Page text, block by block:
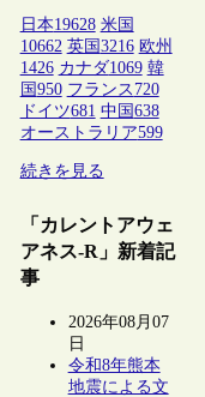
日本19628 米国
10662 英国 3216 欧州
1426 カナダ1069 韓
国 950 フランス 720
ドイツ681 中国 638
オーストラリア599
続きを見る
「カレントアウェ
アネス-R」新着記
事
2026年08月07
日
令和8年熊本
地震による文